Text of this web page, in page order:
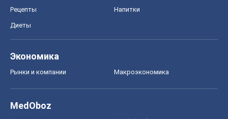
Рецепты Напитки
Диеты
Экономика
Рынки и компании Mакроэкономика
MedOboz